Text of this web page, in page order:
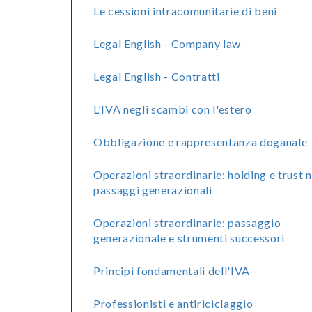
Le cessioni intracomunitarie di beni
Legal English - Company law
Legal English - Contratti
L'IVA negli scambi con l'estero
Obbligazione e rappresentanza doganale
Operazioni straordinarie: holding e trust
passaggi generazionali
Operazioni straordinarie: passaggio
generazionale e strumenti successori
Principi fondamentali dell'IVA
Professionisti e antiriciclaggio